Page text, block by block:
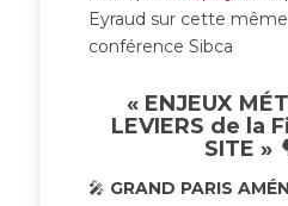
Eyraud sur cette
conférence Sibca
« ENJEUX
LEVIERS de la
SITE »
🎤 GRAND PARIS